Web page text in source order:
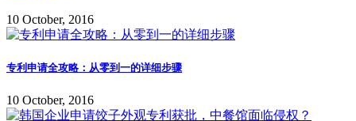
10 October, 2016
专利申请全攻略：从零到一的详细步骤
10 October, 2016